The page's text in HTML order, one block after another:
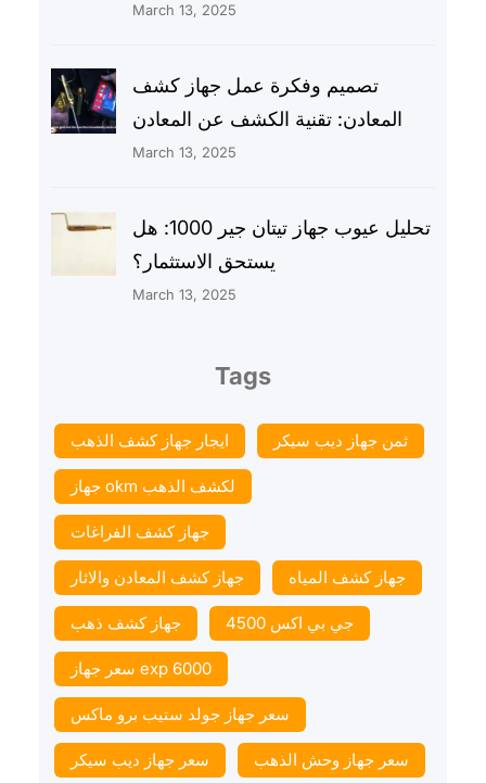
March 13, 2025
تصميم وفكرة عمل جهاز كشف
المعادن: تقنية الكشف عن المعادن
March 13, 2025
تحليل عيوب جهاز تيتان جير 1000: هل
يستحق الاستثمار؟
March 13, 2025
Tags
ايجار جهاز كشف الذهب ثمن جهاز ديب سيكر
جهاز okm لكشف الذهب
جهاز كشف الفراغات
جهاز كشف المعادن والاثار جهاز كشف المياه
جهاز كشف ذهب جي بي اكس 4500
سعر جهاز exp 6000
سعر جهاز جولد ستيب برو ماكس
سعر جهاز ديب سيكر سعر جهاز وحش الذهب